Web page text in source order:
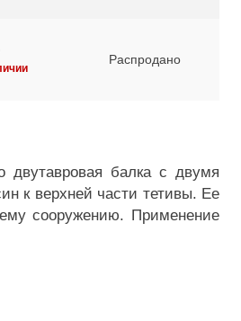
Распродано
балка с двумя
к верхней части тетивы. Ее
сооружению. Применение